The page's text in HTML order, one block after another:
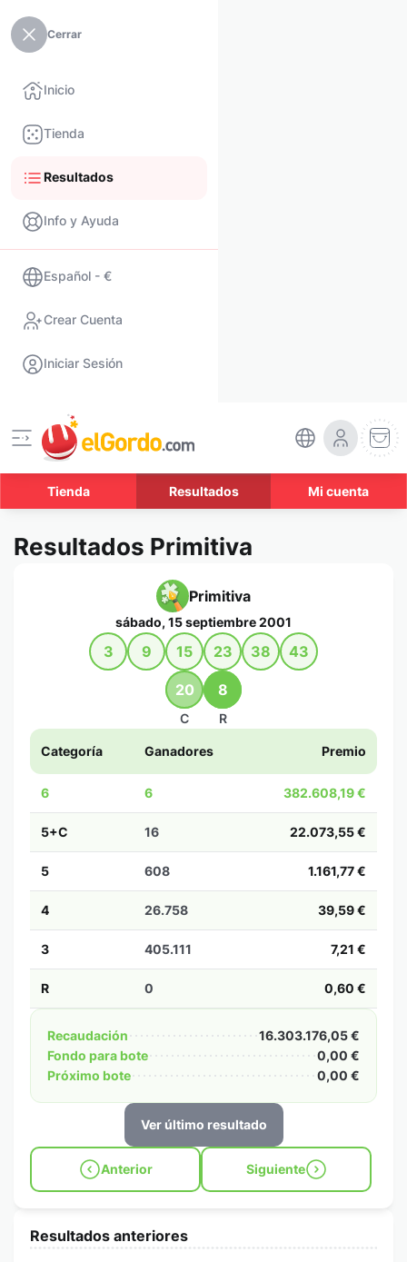
Cerrar
Inicio
Tienda
Resultados
Info y Ayuda
Español - €
Crear Cuenta
Iniciar Sesión
Tienda Resultados Mi cuenta
Resultados Primitiva
Primitiva
sábado, 15 septiembre 2001
3 9 15 23 38 43
20
C
8
R
Categoría Ganadores Premio
6 6 382.608,19 €
5+C 16 22.073,55 €
5 608 1.161,77 €
4 26.758 39,59 €
3 405.111 7,21 €
R 0 0,60 €
Recaudación
16.303.176,05 €
Fondo para bote
0,00 €
Próximo bote
0,00 €
Ver último resultado
Anterior Siguiente
Resultados anteriores